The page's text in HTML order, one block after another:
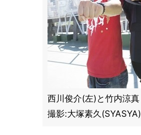
西川俊介(左)と竹内涼真
撮影:大塚素久(SYASYA)